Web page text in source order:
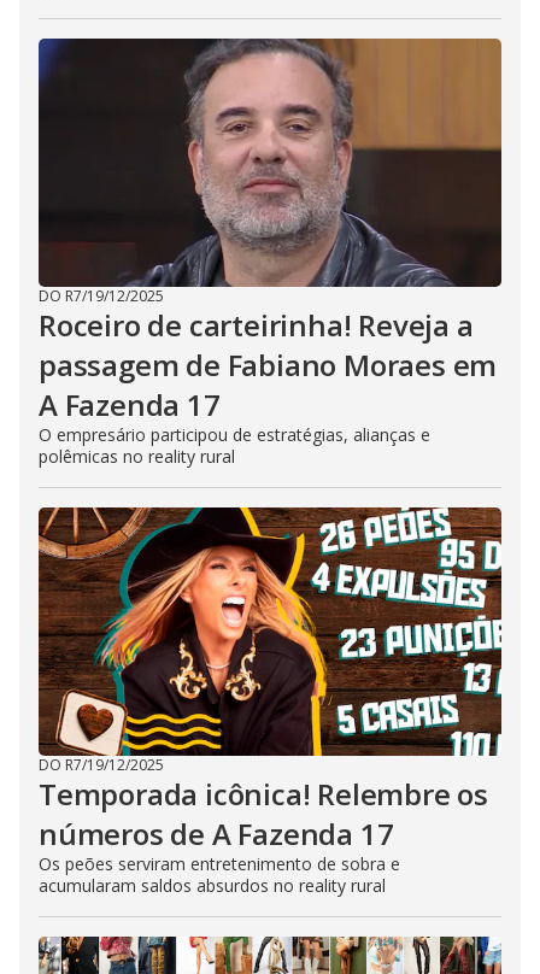
DO R7/19/12/2025
Roceiro de carteirinha! Reveja a
passagem de Fabiano Moraes em
A Fazenda 17
O empresário participou de estratégias, alianças e
polêmicas no reality rural
DO R7/19/12/2025
Temporada icônica! Relembre os
números de A Fazenda 17
Os peões serviram entretenimento de sobra e
acumularam saldos absurdos no reality rural